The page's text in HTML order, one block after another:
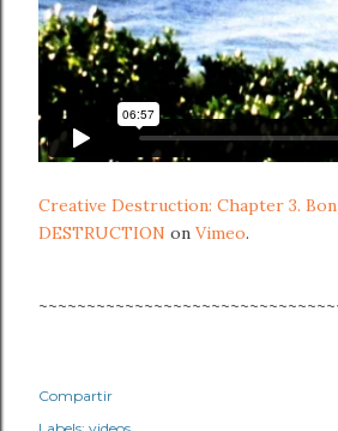
Creative Destruction: Chapter 3.
DESTRUCTION on Vimeo.
Compartir